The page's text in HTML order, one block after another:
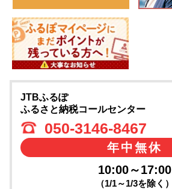
JTBふるぽ
ふるさと納税コールセンター
050-3146-8467
年中無休
10:00～17:00
（1/1～1/3を除く）